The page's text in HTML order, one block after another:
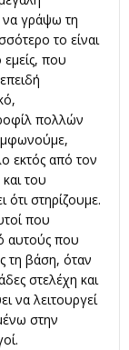
να γράψω τη
το είναι
που
πολλών
εκτός από τον
του
ότι στηρίζουμε.
που
αυτούς που
τη βάση, όταν
στελέχη και
να λειτουργεί
στην